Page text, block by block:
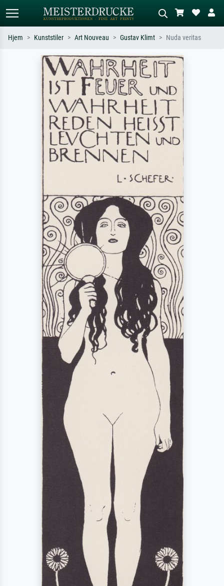
Standardsøk KI-bildesøk
Søk etter kunstner, tittel eller stil – for
eksempel Monet, Stjernenatt,
impresjonisme, Hokusai-bølgen, akt.
Beskriv scenen – for eksempel grønn
eng, abstrakt med mye rødt, mørkt
oljemaleri, stående akt ved et tre.
Hjem Kunststiler Art Nouveau Gustav Klimt Nuda veritas